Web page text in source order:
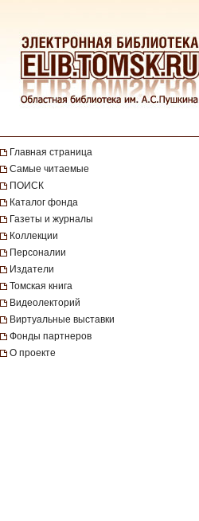
Главная страница
Самые читаемые
ПОИСК
Каталог фонда
Газеты и журналы
Коллекции
Персоналии
Издатели
Томская книга
Видеолекторий
Виртуальные выставки
Фонды партнеров
О проекте